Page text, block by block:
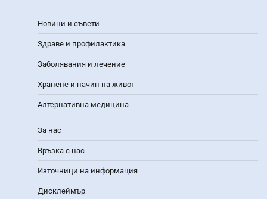
Новини и съвети
Здраве и профилактика
Заболявания и лечение
Хранене и начин на живот
Алтернативна медицина
За нас
Връзка с нас
Източници на информация
Дисклеймър